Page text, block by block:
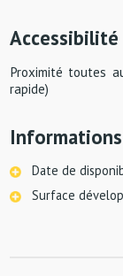
Accessibilité
Proximité toutes
rapide)
Date de
Surface